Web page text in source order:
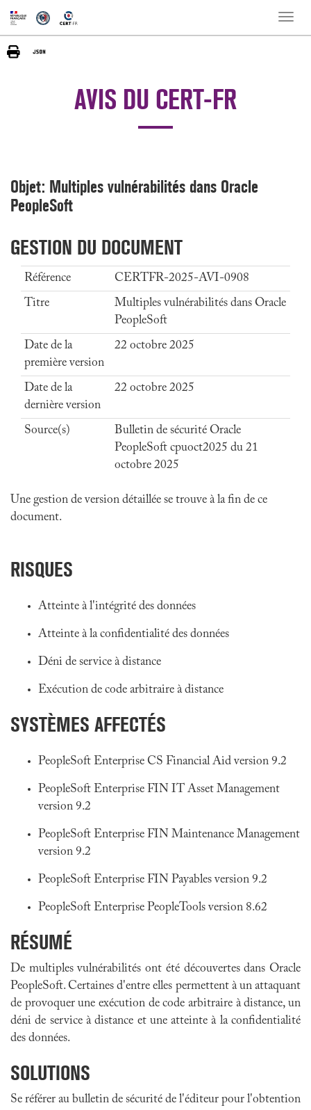
Toggle
AVIS DU CERT-FR
Objet: Multiples vulnérabilités dans Oracle
PeopleSoft
GESTION DU DOCUMENT
Référence
CERTFR-2025-AVI-0908
Titre
Multiples vulnérabilités dans Oracle
PeopleSoft
Date de la
première version
22 octobre 2025
Date de la
dernière version
22 octobre 2025
Source(s)
Bulletin de sécurité Oracle
PeopleSoft cpuoct2025 du 21
octobre 2025
Une gestion de version détaillée se trouve à la fin de ce
document.
RISQUES
Atteinte à l'intégrité des données
Atteinte à la confidentialité des données
Déni de service à distance
Exécution de code arbitraire à distance
SYSTÈMES AFFECTÉS
PeopleSoft Enterprise CS Financial Aid version 9.2
PeopleSoft Enterprise FIN IT Asset Management
version 9.2
PeopleSoft Enterprise FIN Maintenance Management
version 9.2
PeopleSoft Enterprise FIN Payables version 9.2
PeopleSoft Enterprise PeopleTools version 8.62
RÉSUMÉ
De multiples vulnérabilités ont été découvertes dans Oracle
PeopleSoft. Certaines d'entre elles permettent à un attaquant
de provoquer une exécution de code arbitraire à distance, un
déni de service à distance et une atteinte à la confidentialité
des données.
SOLUTIONS
Se référer au bulletin de sécurité de l'éditeur pour l'obtention